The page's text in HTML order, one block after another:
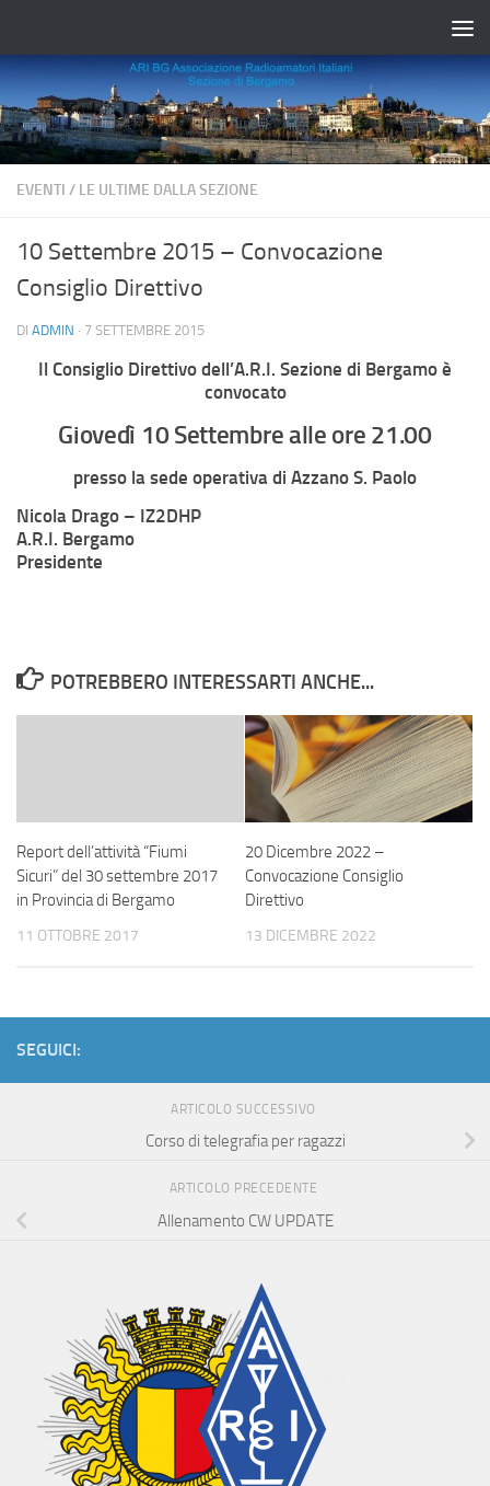
EVENTI / LE ULTIME DALLA SEZIONE
10 Settembre 2015 – Convocazione
Consiglio Direttivo
DI ADMIN · 7 SETTEMBRE 2015
Il Consiglio Direttivo dell’A.R.I. Sezione di Bergamo è
convocato
Giovedì 10 Settembre alle ore 21.00
presso la sede operativa di Azzano S. Paolo
Nicola Drago – IZ2DHP
A.R.I. Bergamo
Presidente
POTREBBERO INTERESSARTI ANCHE...
Report dell’attività “Fiumi
Sicuri” del 30 settembre 2017
in Provincia di Bergamo
11 OTTOBRE 2017
20 Dicembre 2022 –
Convocazione Consiglio
Direttivo
13 DICEMBRE 2022
SEGUICI:
ARTICOLO SUCCESSIVO
Corso di telegrafia per ragazzi
ARTICOLO PRECEDENTE
Allenamento CW UPDATE